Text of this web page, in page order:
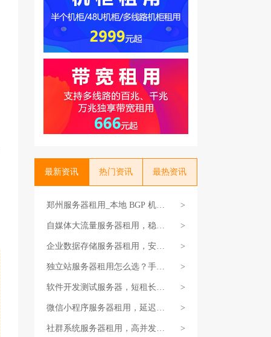
最新资讯 热门资讯 最热资讯
郑州服务器租用_本地 BGP 机房
_7×24 小时运维
>
自媒体大流量服务器租用，稳定
支撑访问
>
企业数据存储服务器租用，安全
又省心
>
独立站服务器租用怎么选？手把
手教你选对不买贵
>
软件开发测试服务器，短租长租
都支持
>
微信小程序服务器租用，延迟低
体验更好
>
社群系统服务器租用，高并发适
>